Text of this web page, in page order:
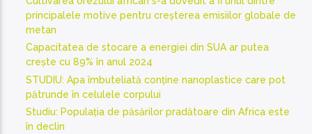
principalele motive pentru creșterea emisiilor globale de
metan
Capacitatea de stocare a energiei din SUA ar putea
crește cu 89% în anul 2024
STUDIU: Apa îmbuteliată conține nanoplastice care pot
pătrunde în celulele corpului
Studiu: Populația de păsărilor pradătoare din Africa este
în declin